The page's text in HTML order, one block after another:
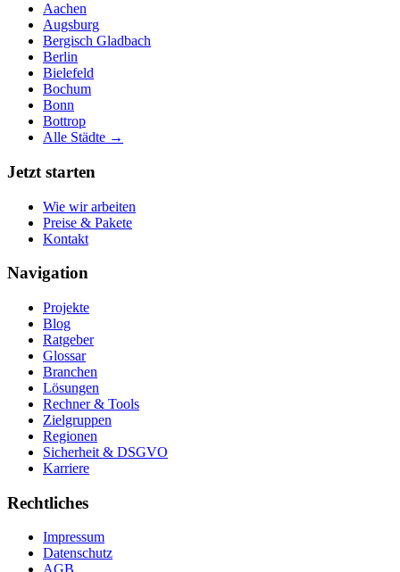
Aachen
Augsburg
Bergisch Gladbach
Berlin
Bielefeld
Bochum
Bonn
Bottrop
Alle Städte →
Jetzt starten
Wie wir arbeiten
Preise & Pakete
Kontakt
Navigation
Projekte
Blog
Ratgeber
Glossar
Branchen
Lösungen
Rechner & Tools
Zielgruppen
Regionen
Sicherheit & DSGVO
Karriere
Rechtliches
Impressum
Datenschutz